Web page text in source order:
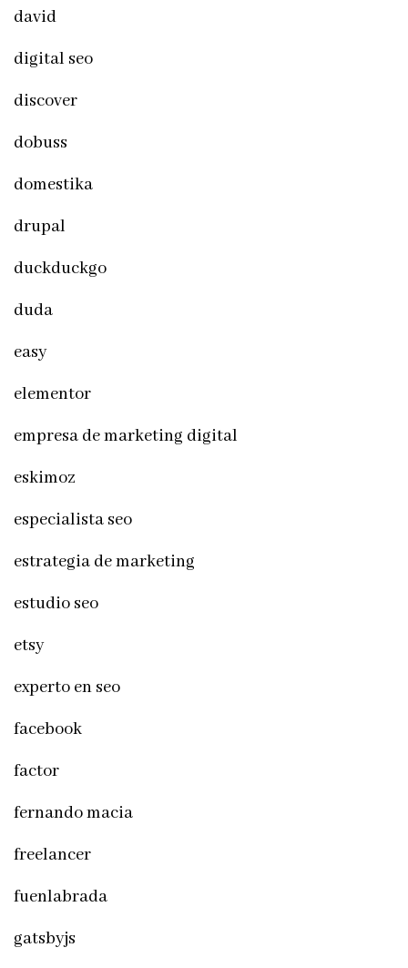
david
digital seo
discover
dobuss
domestika
drupal
duckduckgo
duda
easy
elementor
empresa de marketing digital
eskimoz
especialista seo
estrategia de marketing
estudio seo
etsy
experto en seo
facebook
factor
fernando macia
freelancer
fuenlabrada
gatsbyjs